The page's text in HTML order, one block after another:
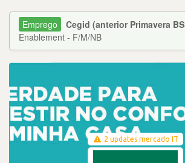
Cegid (anterior Primavera
Enablement - F/M/NB
2 updates mercado IT